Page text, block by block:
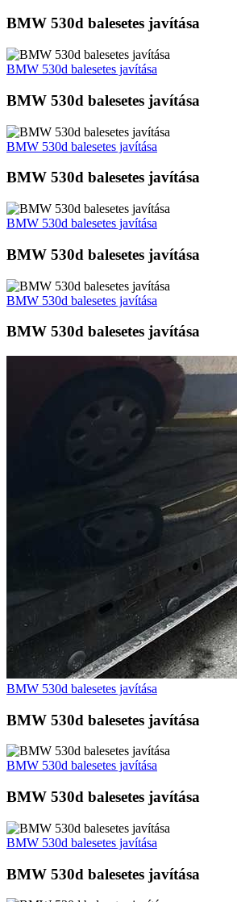
BMW 530d balesetes javítása
BMW 530d balesetes javítása
BMW 530d balesetes javítása
BMW 530d balesetes javítása
BMW 530d balesetes javítása
BMW 530d balesetes javítása
BMW 530d balesetes javítása
BMW 530d balesetes javítása
BMW 530d balesetes javítása
BMW 530d balesetes javítása
BMW 530d balesetes javítása
BMW 530d balesetes javítása
BMW 530d balesetes javítása
BMW 530d balesetes javítása
BMW 530d balesetes javítása